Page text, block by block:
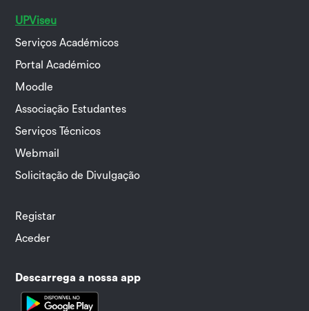
UPViseu
Serviços Académicos
Portal Académico
Moodle
Associação Estudantes
Serviços Técnicos
Webmail
Solicitação de Divulgação
Registar
Aceder
Descarrega a nossa app